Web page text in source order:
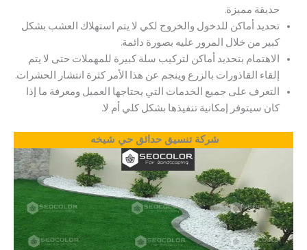
حديقة مميزة.
تحديد أماكن للدخول والخروج لكي لا يتم استهلاك العشب بشكل
كبير من خلال المرور عليه بصورة دائمة.
الاهتمام بتحديد أماكن لتركيب سلة كبيرة للمهملات حتى لا يتم
إلقاء القاذورات بالزرع وينجم عن هذا الأمر كثرة انتشار الحشرات.
التعرف على جميع الخدمات التي يحتاجها العميل ومعرفة ما إذا
كان سيتوفر إمكانية تنفيذها بشكل كلي أم لا.
شركة تنسيق حدائق حي شيخه